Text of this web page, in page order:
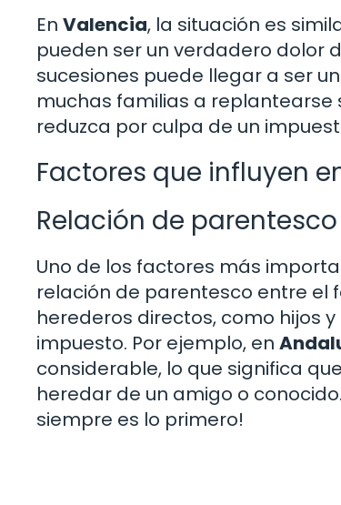
En Valencia, la situación es
pueden ser un verdadero dolor
sucesiones puede llegar a ser
muchas familias a replantearse
reduzca por culpa de un
Factores que influyen
Relación de parentesco
Uno de los factores más
relación de parentesco entre el
herederos directos, como hijos
impuesto. Por ejemplo, en
considerable, lo que significa
heredar de un amigo o
siempre es lo primero!